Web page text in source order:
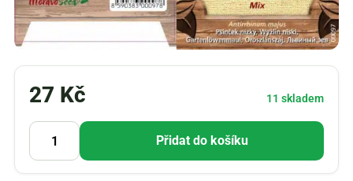
27 Kč 11 skladem
Přidat do košíku